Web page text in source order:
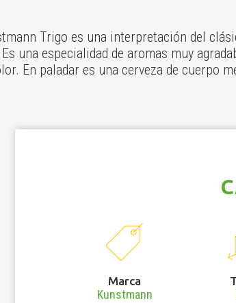
Trigo es una interpretación del
una especialidad de aromas muy
En paladar es una cerveza de cuerpo
Marca
Kunstmann